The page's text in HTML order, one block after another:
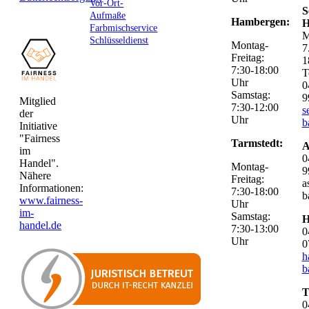
Mitglied
der
Initiative
"Fairness
im
Handel".
Nähere
Informationen:
www.fairness-
im-
handel.de
Vor-Ort-
Aufmaße
Farbmischservice
Schlüsseldienst
Hambergen:
Montag-
Freitag:
7:30-18:00
Uhr
Samstag:
7:30-12:00
Uhr
Tarmstedt:
Montag-
Freitag:
7:30-18:00
Uhr
Samstag:
7:30-13:00
Uhr